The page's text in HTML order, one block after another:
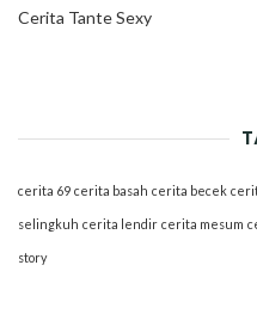
Cerita Tante Sexy
cerita 69 cerita basah cerita becek
selingkuh cerita lendir cerita mesum
story